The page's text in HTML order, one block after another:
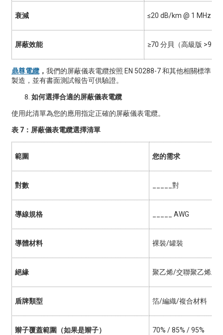
衰減 ≤20 dB/km @ 1 MHz
屏蔽效能 ≥70 分貝（高級版 >90
鼎尊電纜， 我們的屏蔽儀表電纜按照 EN 50288-7 和其他相關標準
製造，並有書面測試報告可供驗證。
如何選擇合適的屏蔽儀表電纜
使用此清單為您的應用指定正確的屏蔽儀表電纜。
表 7：屏蔽儀表電纜選擇清單
範圍 您的需求
對數 _____對
導線規格 _____ AWG
導體材料 裸裝/罐裝
絕緣 聚乙烯/交聯聚乙烯/聚
盾牌類型 箔/編織/複合材料
辮子覆蓋範圍（如果是辮子） 70% / 85% / 95%